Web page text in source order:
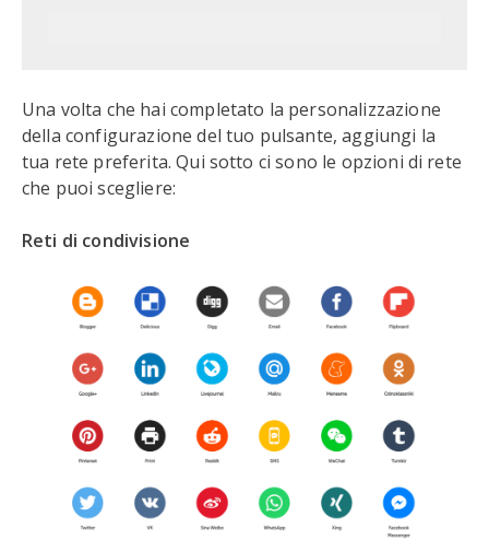
Una volta che hai completato la personalizzazione
della configurazione del tuo pulsante, aggiungi la
tua rete preferita. Qui sotto ci sono le opzioni di rete
che puoi scegliere:
Reti di condivisione